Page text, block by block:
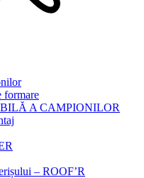
formare
A CAMPIONILOR
– ROOF’R